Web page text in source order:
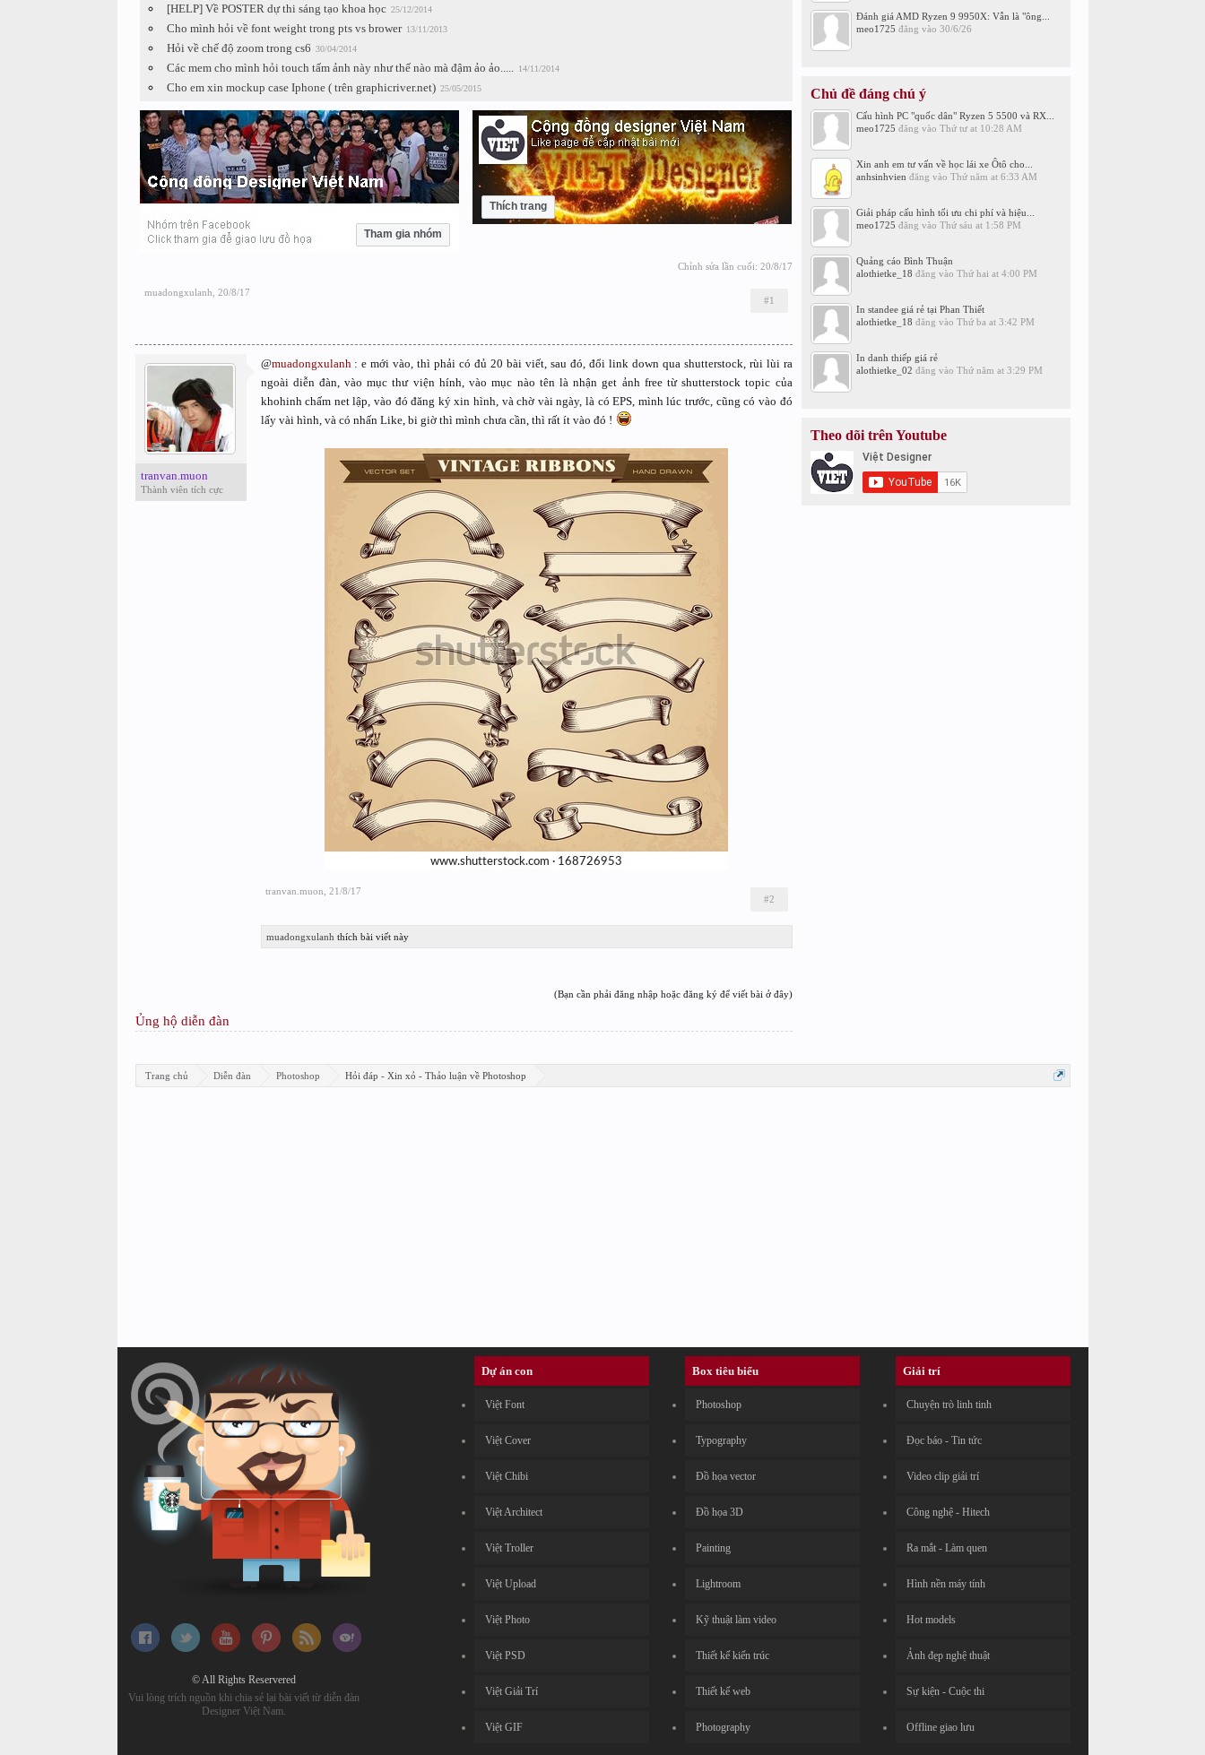
[HELP] Về POSTER dự thi sáng tạo khoa học 25/12/2014
Cho mình hỏi về font weight trong pts vs brower 13/11/2013
Hỏi về chế độ zoom trong cs6 30/04/2014
Các mem cho mình hỏi touch tấm ảnh này như thế nào mà đậm ảo ảo..... 14/11/2014
Cho em xin mockup case Iphone ( trên graphicriver.net) 25/05/2015
Tham gia nhóm
Thích trang
Chỉnh sửa lần cuối: 20/8/17
muadongxulanh 20/8/17
#1
tranvan.muon
Thành viên tích cực
@muadongxulanh : e mới vào, thì phải có đủ 20 bài viết, sau đó, đổi link down qua shutterstock, rùi lùi ra
ngoài diễn đàn, vào mục thư viện hính, vào mục nào tên là nhận get ảnh free từ shutterstock topic của
khohinh chấm net lập, vào đó đăng ký xin hình, và chờ vài ngày, là có EPS, mình lúc trước, cũng có vào đó
lấy vài hình, và có nhấn Like, bi giờ thì mình chưa cần, thì rất ít vào đó !
tranvan.muon 21/8/17
#2
muadongxulanh thích bài viết này
(Bạn cần phải đăng nhập hoặc đăng ký để viết bài ở đây)
Ủng hộ diễn đàn
Đánh giá AMD Ryzen 9 9950X: Vẫn là "ông...
meo1725 đăng vào 30/6/26
Chủ đề đáng chú ý
Cấu hình PC "quốc dân" Ryzen 5 5500 và RX...
meo1725 đăng vào Thứ tư at 10:28 AM
Xin anh em tư vấn về học lái xe Ôtô cho...
anhsinhvien đăng vào Thứ năm at 6:33 AM
Giải pháp cấu hình tối ưu chi phí và hiệu...
meo1725 đăng vào Thứ sáu at 1:58 PM
Quảng cáo Bình Thuận
alothietke_18 đăng vào Thứ hai at 4:00 PM
In standee giá rẻ tại Phan Thiết
alothietke_18 đăng vào Thứ ba at 3:42 PM
In danh thiếp giá rẻ
alothietke_02 đăng vào Thứ năm at 3:29 PM
Theo dõi trên Youtube
Trang chủ Diễn đàn Photoshop Hỏi đáp - Xin xỏ - Thảo luận về Photoshop
© All Rights Reservered
Vui lòng trích nguồn khi chia sẻ lại bài viết từ diễn đàn
Designer Việt Nam.
Dự án con
Việt Font
Việt Cover
Việt Chibi
Việt Architect
Việt Troller
Việt Upload
Việt Photo
Việt PSD
Việt Giải Trí
Việt GIF
Box tiêu biểu
Photoshop
Typography
Đồ họa vector
Đồ họa 3D
Painting
Lightroom
Kỹ thuật làm video
Thiết kế kiến trúc
Thiết kế web
Photography
Giải trí
Chuyện trò linh tinh
Đọc báo - Tin tức
Video clip giải trí
Công nghệ - Hitech
Ra mắt - Làm quen
Hình nền máy tính
Hot models
Ảnh đẹp nghệ thuật
Sự kiện - Cuộc thi
Offline giao lưu